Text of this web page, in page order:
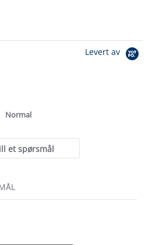
Levert av
Normal
et spørsmål